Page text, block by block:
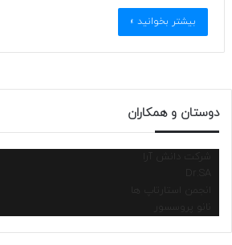
بیشتر بخوانید »
دوستان و همکاران
شرکت دانش آرا
انجمن استارتاپ ها
نانو پروسسور